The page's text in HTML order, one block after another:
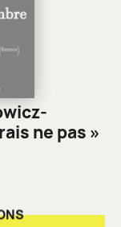
ne pas »